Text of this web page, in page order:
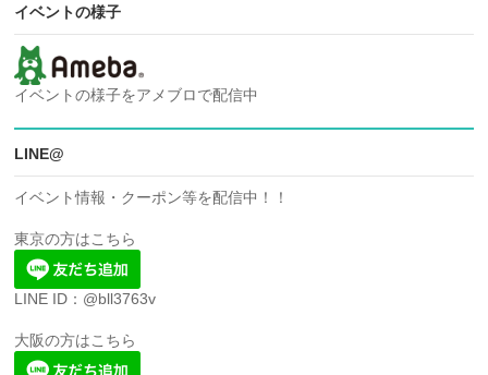
イベントの様子
イベントの様子をアメブロで配信中
LINE@
イベント情報・クーポン等を配信中！！
東京の方はこちら
LINE ID：@bll3763v
大阪の方はこちら